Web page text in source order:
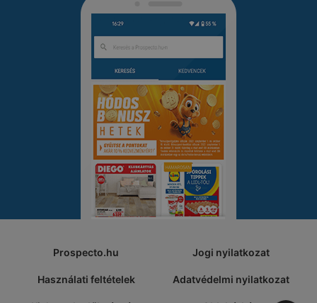
Prospecto.hu Jogi nyilatkozat
Használati feltételek Adatvédelmi nyilatkozat